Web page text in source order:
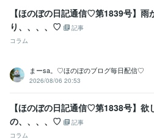
【ほのぼの日記通信♡第1839号】雨
り、、、、♡
記事
コラム
まーsa。♡ほのぼのブログ毎日配信♡
2026/08/06 20:53
【ほのぼの日記通信♡第1838号】欲
の、、、、♡
記事
コラム